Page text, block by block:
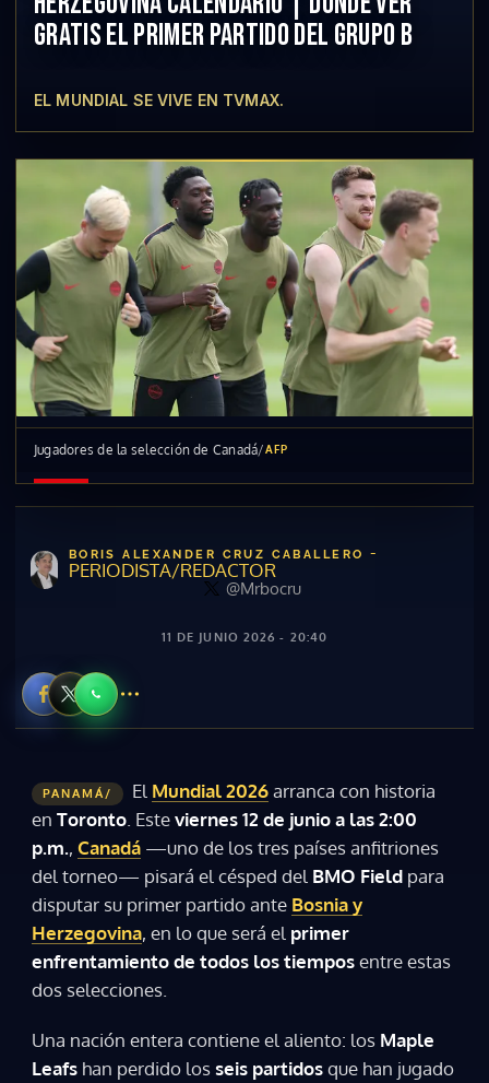
GRATIS EL PRIMER PARTIDO DEL GRUPO B
EL MUNDIAL SE VIVE EN TVMAX.
Jugadores de la selección de Canadá/AFP
BORIS ALEXANDER CRUZ CABALLERO -
PERIODISTA/REDACTOR
@Mrbocru
11 DE JUNIO 2026 - 20:40
PANAMÁ/ El Mundial 2026arranca con historia
en Toronto . Esteviernes 12 de junio a las 2:00
p.m., Canadá —uno de los tres países anfitriones
del torneo— pisará el césped del BMO Field para
disputar su primer partido ante Bosnia y
Herzegovina, en lo que será el primer
enfrentamiento de todos los tiemposentre estas
dos selecciones.
Una nación entera contiene el aliento: los Maple
Leafs han perdido losseis partidosque han jugado